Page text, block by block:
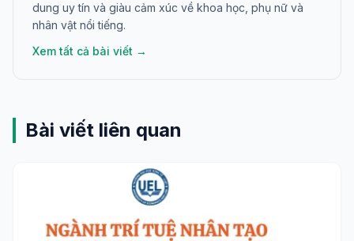
dung uy tín và giàu cảm xúc về khoa học, phụ nữ và
nhân vật nổi tiếng.
Xem tất cả bài viết →
Bài viết liên quan